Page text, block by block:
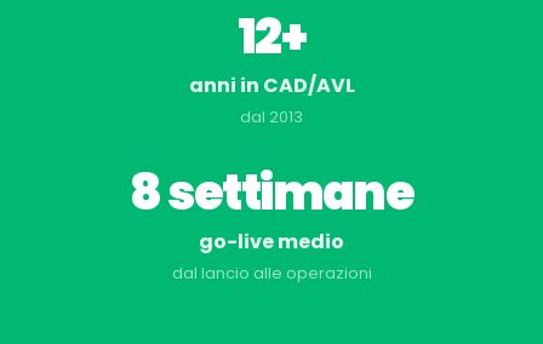
12+
anni in CAD/AVL
dal 2013
8 settimane
go-live medio
dal lancio alle operazioni